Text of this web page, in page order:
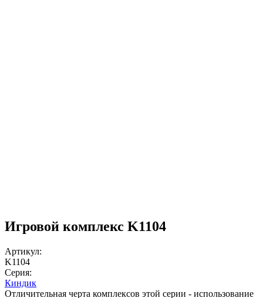
Игровой комплекс K1104
Артикул:
K1104
Серия:
Киндик
Отличительная черта комплексов этой серии - использование